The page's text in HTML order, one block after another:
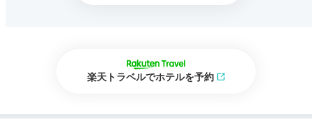
楽天トラベルでホテルを予約